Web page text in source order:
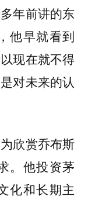
年前讲的东
他早就看到
现在就不得
对未来的认
欣赏乔布斯
。他投资茅
化和长期主